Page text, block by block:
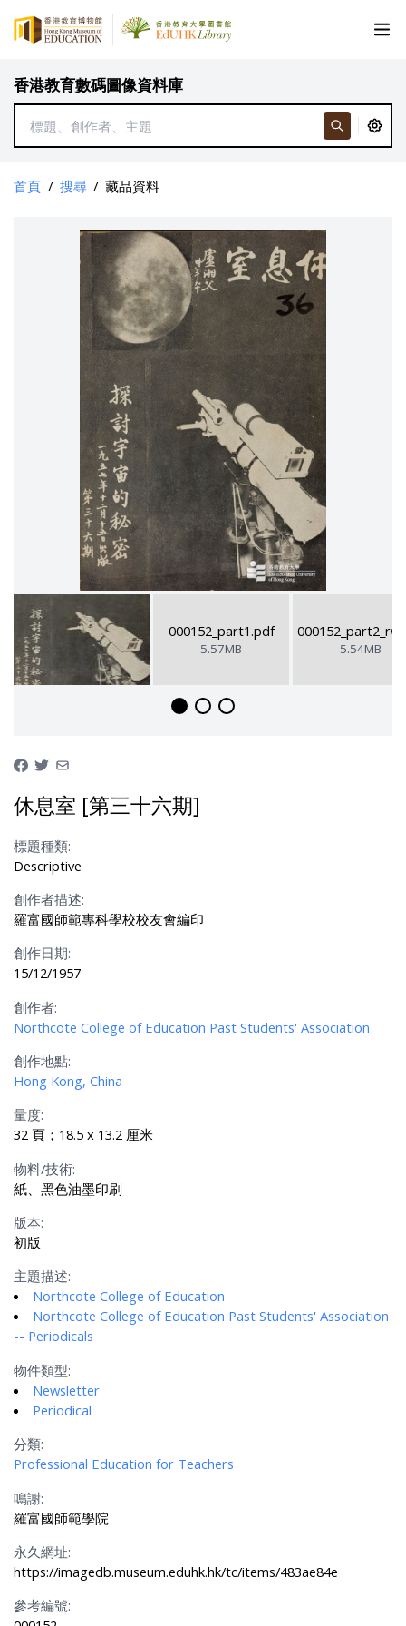
香港教育數碼圖像資料庫
首頁 / 搜尋 / 藏品資料
000152_part1.pdf
5.57MB 5.54MB
休息室 [第三十六期]
標題種類:
Descriptive
創作者描述:
羅富國師範專科學校校友會編印
創作日期:
15/12/1957
創作者:
Northcote College of Education Past Students' Association
創作地點:
Hong Kong, China
量度:
32 頁；18.5 x 13.2 厘米
物料/技術:
紙、黑色油墨印刷
版本:
初版
主題描述:
Northcote College of Education
Northcote College of Education Past Students' Association
-- Periodicals
物件類型:
Newsletter
Periodical
分類:
Professional Education for Teachers
鳴謝:
羅富國師範學院
永久網址:
https://imagedb.museum.eduhk.hk/tc/items/483ae84e
參考編號: